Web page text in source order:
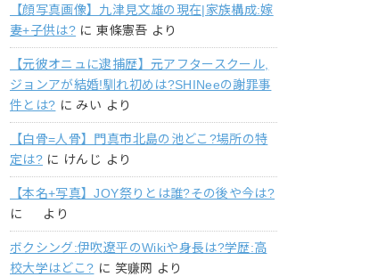
【顔写真画像】九津見文雄の現在|家族構成:嫁
妻+子供は? に東條憲吾 より
【元彼オニュに逮捕歴】元アフタースクール,
ジョンアが結婚!馴れ初めは?SHINeeの謝罪事
件とは? に みい より
【白骨=人骨】門真市北島の池どこ?場所の特
定は? に けんじ より
【本名+写真】JOY祭りとは誰?その後や今は?
に
より
ボクシング:伊吹遼平のWikiや身長は?学歴:高
校大学はどこ? に 笑赚网 より